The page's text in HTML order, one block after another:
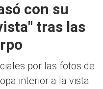
con su
tras las
por las fotos de
interior a la vista